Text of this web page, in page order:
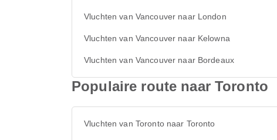
Vluchten van Vancouver naar London
Vluchten van Vancouver naar Kelowna
Vluchten van Vancouver naar Bordeaux
Populaire route naar Toronto
Vluchten van Toronto naar Toronto